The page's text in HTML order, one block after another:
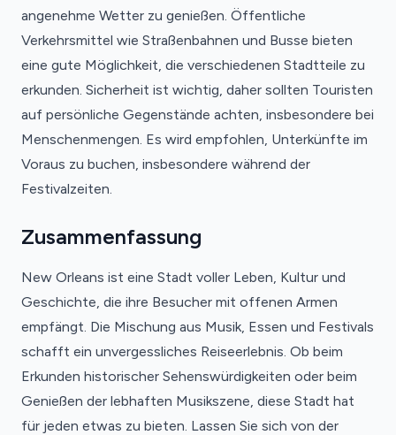
angenehme Wetter zu genießen. Öffentliche
Verkehrsmittel wie Straßenbahnen und Busse bieten
eine gute Möglichkeit, die verschiedenen Stadtteile zu
erkunden. Sicherheit ist wichtig, daher sollten Touristen
auf persönliche Gegenstände achten, insbesondere bei
Menschenmengen. Es wird empfohlen, Unterkünfte im
Voraus zu buchen, insbesondere während der
Festivalzeiten.
Zusammenfassung
New Orleans ist eine Stadt voller Leben, Kultur und
Geschichte, die ihre Besucher mit offenen Armen
empfängt. Die Mischung aus Musik, Essen und Festivals
schafft ein unvergessliches Reiseerlebnis. Ob beim
Erkunden historischer Sehenswürdigkeiten oder beim
Genießen der lebhaften Musikszene, diese Stadt hat
für jeden etwas zu bieten. Lassen Sie sich von der